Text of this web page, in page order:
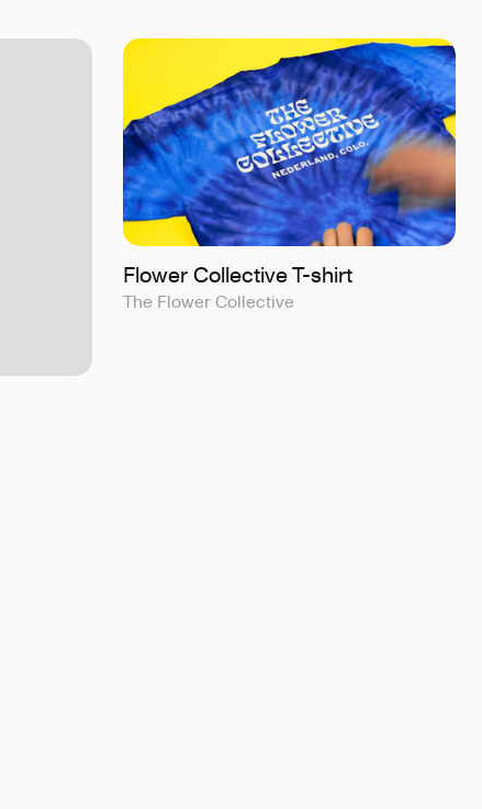
Flower Collective T-shirt
The Flower Collective